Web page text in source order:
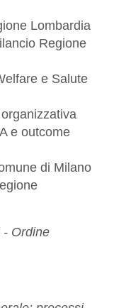
Lombardia
Regione
e Salute
e outcome
di Milano
- Ordine